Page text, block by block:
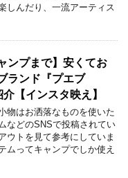
しんだり、一流アーティス
ンプまで】安くてお
ランド『プエブ
【インスタ映え】
物はお洒落なものを使いた
などのSNSで投稿されてい
ウトを見て参考にしていま
ムってキャンプでしか使え